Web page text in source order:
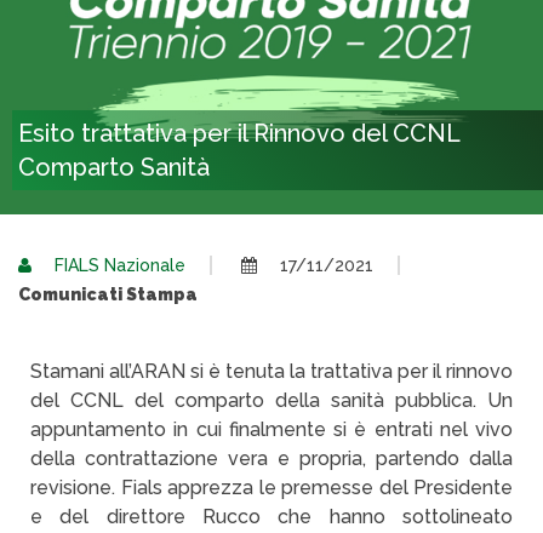
Esito trattativa per il Rinnovo del CCNL
Comparto Sanità
FIALS Nazionale
17/11/2021
Comunicati Stampa
Stamani all’ARAN si è tenuta la trattativa per il rinnovo
del CCNL del comparto della sanità pubblica. Un
appuntamento in cui finalmente si è entrati nel vivo
della contrattazione vera e propria, partendo dalla
revisione. Fials apprezza le premesse del Presidente
e del direttore Rucco che hanno sottolineato